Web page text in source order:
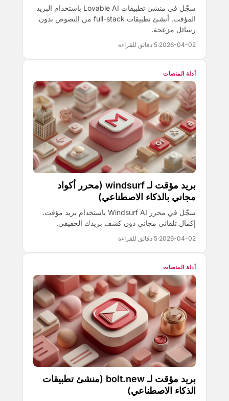
سجّل في منشئ تطبيقات Lovable AI باستخدام البريد
المؤقت. أنشئ تطبيقات full-stack من النصوص بدون
رسائل مزعجة.
2026-04-02
·5 دقائق للقراءة
أدلة المنصات
بريد مؤقت لـ windsurf (محرر أكواد
مجاني بالذكاء الاصطناعي)
سجّل في محرر Windsurf AI باستخدام بريد مؤقت.
إكمال تلقائي مجاني دون كشف بريدك الحقيقي.
2026-04-02
·5 دقائق للقراءة
أدلة المنصات
بريد مؤقت لـ bolt.new (منشئ تطبيقات
الذكاء الاصطناعي)